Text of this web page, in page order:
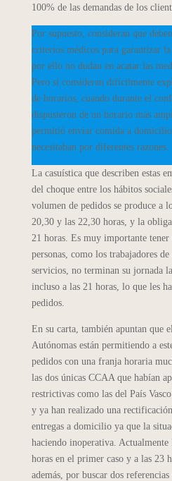
100% de las demandas de los
Por supuesto, consideran que
criterios médicos para garantizar
por ello no dudan en acatar las
Pero sí consideran difícilmente
de horarios, cuando durante el
dispusieron de un horario más
permitió enviar comida a domicilio
necesitaban por diferentes razones.
La casuística que describen estas
del choque entre los hábitos
volumen de pedidos se produce a
20,30 y las 22,30 horas, y la
21 horas. Es muy importante tener
personas, como los trabajadores
servicios, no terminan su jornada
incluso a las 21 horas, lo que les
pedidos.
En su carta, también apuntan que
Autónomas están permitiendo a
pedidos con una franja horaria
las dos únicas CCAA que habían
restrictivas como las del País
y ya han realizado una
entregas a domicilio ya que la
haciendo inoperativa.
horas en el primer caso y a las 23
además, por buscar dos